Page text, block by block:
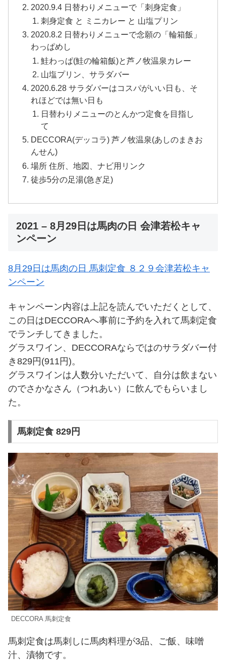
2020.9.4 日替わりメニューで「刺身定食」
刺身定食 と ミニカレー と 山塩プリン
2020.8.2 日替わりメニューで念願の「輪箱飯」
わっぱめし
鮭わっぱ(鮭の輪箱飯)と芦ノ牧温泉カレー
山塩プリン、サラダバー
2020.6.28 サラダバーはコスパがいい日も、そ
れほどでは無い日も
日替わりメニューのとんかつ定食を目指し
て
DECCORA(デッコラ) 芦ノ牧温泉(あしのまきお
んせん)
場所 住所、地図、ナビ用リンク
徒歩5分の足湯(急ぎ足)
2021 – 8月29日は馬肉の日 会津若松キャ
ンペーン
8月29日は馬肉の日 馬刺定食 ８２９会津若松キャ
ンペーン
キャンペーン内容は上記を読んでいただくとして、
この日はDECCORAへ事前に予約を入れて馬刺定食
でランチしてきました。
グラスワイン、DECCORAならではのサラダバー付
き829円(911円)。
グラスワインは人数分いただいて、自分は飲まない
のでさかなさん（つれあい）に飲んでもらいまし
た。
馬刺定食 829円
DECCORA 馬刺定食
馬刺定食は馬刺しに馬肉料理が3品、ご飯、味噌
汁、漬物です。